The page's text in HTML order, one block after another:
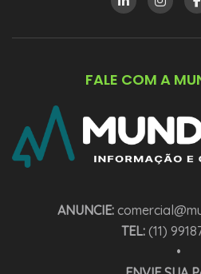
FALE COM A
ANUNCIE:
TEL:(11)
•